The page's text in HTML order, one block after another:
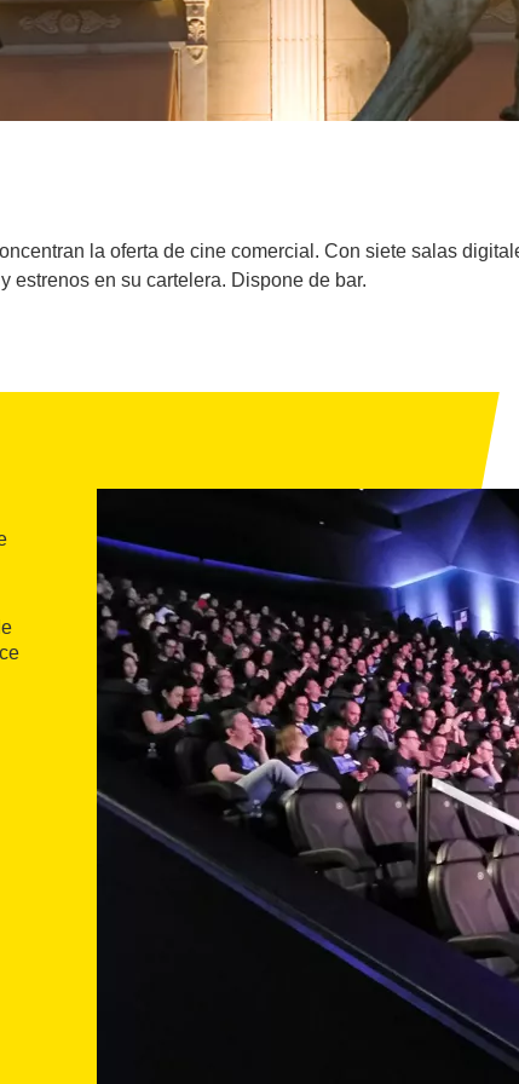
la oferta de cine comercial. Con siete salas
estrenos en su cartelera. Dispone de bar.